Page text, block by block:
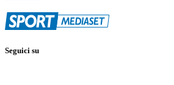
Seguici su